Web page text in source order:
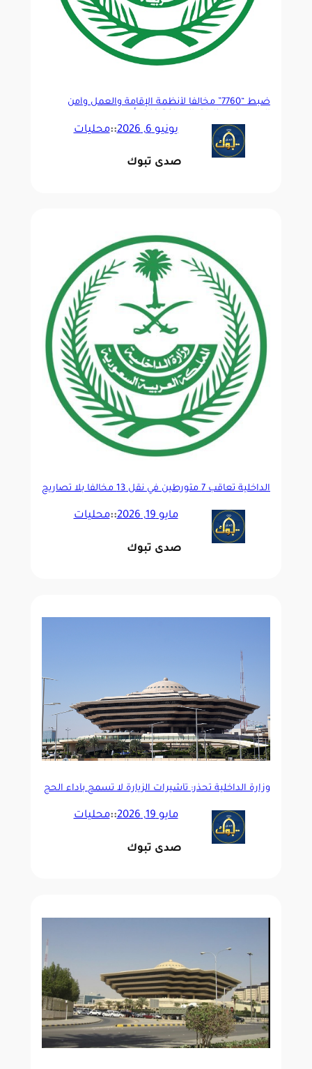
ضبط “7760” مخالفًا لأنظمة الإقامة والعمل وأمن
يونيو 6, 2026 ::محليات
صدى تبوك
الداخلية تُعاقب 7 متورطين في نقل 13 مخالفًا بلا تصاريح
مايو 19, 2026 ::محليات
صدى تبوك
وزارة الداخلية تحذر: تأشيرات الزيارة لا تسمح بأداء الحج
مايو 19, 2026 ::محليات
صدى تبوك